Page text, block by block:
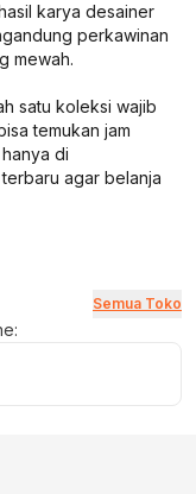
karya desainer
perkawinan
mewah.
satu koleksi wajib
temukan jam
di
agar belanja
Semua Toko